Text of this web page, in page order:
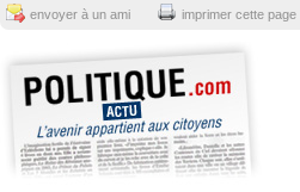
envoyer à un ami imprimer cette page